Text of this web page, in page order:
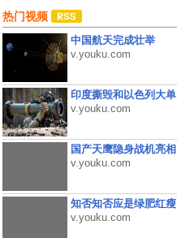
热门视频
中国航天完成壮举
v.youku.com
印度撕毁和以色列大单
v.youku.com
国产天鹰隐身战机亮相
v.youku.com
知否知否应是绿肥红瘦
v.youku.com